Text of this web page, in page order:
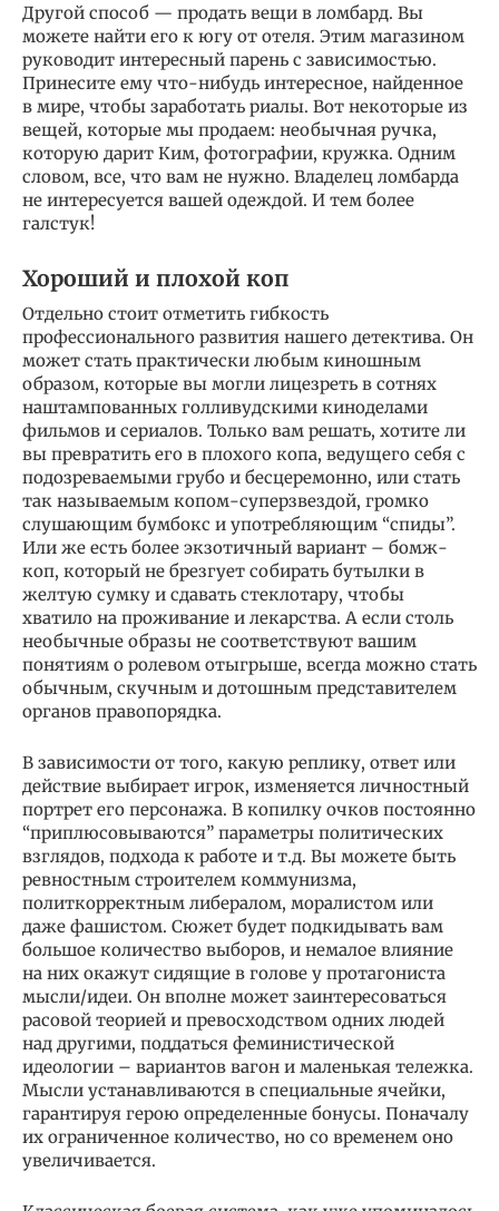
Другой способ — продать вещи в ломбард. Вы
можете найти его к югу от отеля. Этим магазином
руководит интересный парень с зависимостью.
Принесите ему что-нибудь интересное, найденное
в мире, чтобы заработать риалы. Вот некоторые из
вещей, которые мы продаем: необычная ручка,
которую дарит Ким, фотографии, кружка. Одним
словом, все, что вам не нужно. Владелец ломбарда
не интересуется вашей одеждой. И тем более
галстук!
Хороший и плохой коп
Отдельно стоит отметить гибкость
профессионального развития нашего детектива. Он
может стать практически любым киношным
образом, которые вы могли лицезреть в сотнях
наштампованных голливудскими киноделами
фильмов и сериалов. Только вам решать, хотите ли
вы превратить его в плохого копа, ведущего себя с
подозреваемыми грубо и бесцеремонно, или стать
так называемым копом-суперзвездой, громко
слушающим бумбокс и употребляющим “спиды”.
Или же есть более экзотичный вариант – бомж-
коп, который не брезгует собирать бутылки в
желтую сумку и сдавать стеклотару, чтобы
хватило на проживание и лекарства. А если столь
необычные образы не соответствуют вашим
понятиям о ролевом отыгрыше, всегда можно стать
обычным, скучным и дотошным представителем
органов правопорядка.
В зависимости от того, какую реплику, ответ или
действие выбирает игрок, изменяется личностный
портрет его персонажа. В копилку очков постоянно
“приплюсовываются” параметры политических
взглядов, подхода к работе и т.д. Вы можете быть
ревностным строителем коммунизма,
политкорректным либералом, моралистом или
даже фашистом. Сюжет будет подкидывать вам
большое количество выборов, и немалое влияние
на них окажут сидящие в голове у протагониста
мысли/идеи. Он вполне может заинтересоваться
расовой теорией и превосходством одних людей
над другими, поддаться феминистической
идеологии – вариантов вагон и маленькая тележка.
Мысли устанавливаются в специальные ячейки,
гарантируя герою определенные бонусы. Поначалу
их ограниченное количество, но со временем оно
увеличивается.